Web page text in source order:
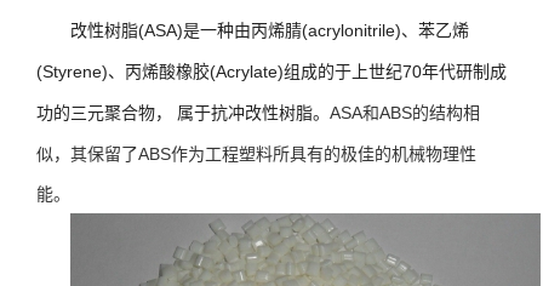
改性树脂(ASA)是一种由丙烯腈(acrylonitrile)、苯乙烯
(Styrene)、丙烯酸橡胶(Acrylate)组成的于上世纪70年代研制成
功的三元聚合物， 属于抗冲改性树脂。 ASA和ABS的结构相
似，其保留了ABS作为工程塑料所具有的极佳的机械物理性
能。